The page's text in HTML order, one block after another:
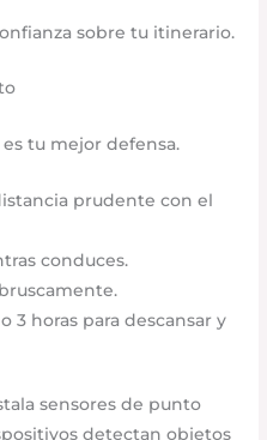
sobre tu itinerario.
tu mejor defensa.
prudente con el
conduces.
3 horas para descansar y
sensores de punto
detectan objetos